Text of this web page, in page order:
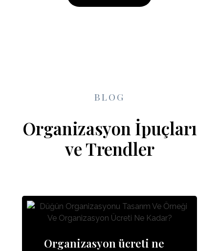
BLOG
Organizasyon İpuçları
ve Trendler
Organizasyon ücreti ne